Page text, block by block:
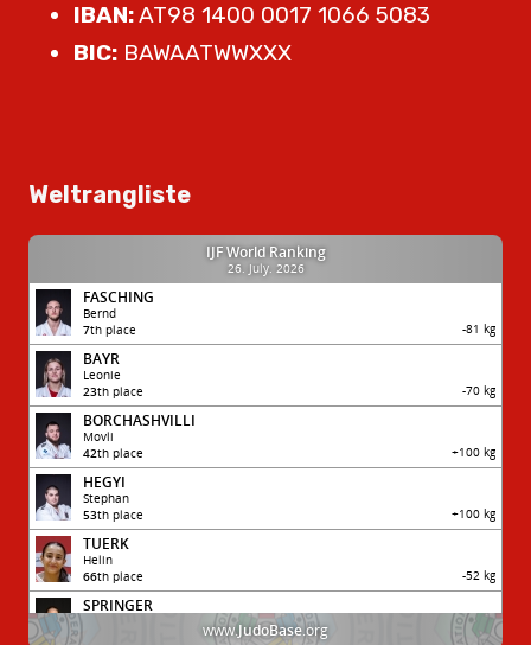
IBAN:AT98 1400 0017 1066 5083
BIC: BAWAATWWXXX
Weltrangliste